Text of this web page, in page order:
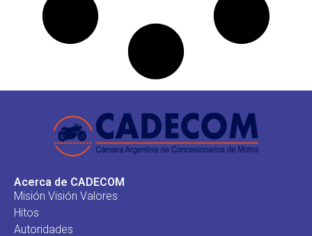
Acerca de CADECOM
Misión Visión Valores
Hitos
Autoridades